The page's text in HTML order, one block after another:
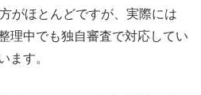
がほとんどですが、実際には
理中でも独自審査で対応してい
ます。